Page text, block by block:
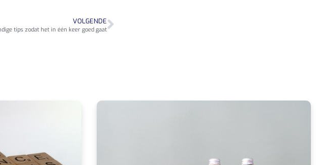
VOLGENDE
tips zodat het in één keer goed gaat